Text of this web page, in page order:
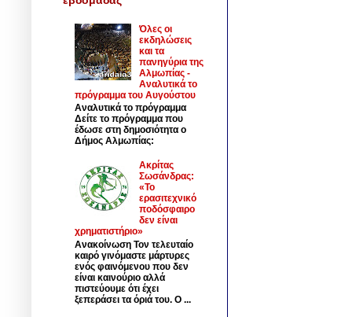
Όλες οι
εκδηλώσεις
και τα
πανηγύρια της
Αλμωπίας -
Αναλυτικά το
πρόγραμμα του Αυγούστου
Αναλυτικά το πρόγραμμα
Δείτε το πρόγραμμα που
έδωσε στη δημοσιότητα ο
Δήμος Αλμωπίας:
Ακρίτας
Σωσάνδρας:
«Το
ερασιτεχνικό
ποδόσφαιρο
δεν είναι
χρηματιστήριο»
Ανακοίνωση Τον τελευταίο
καιρό γινόμαστε μάρτυρες
ενός φαινόμενου που δεν
είναι καινούριο αλλά
πιστεύουμε ότι έχει
ξεπεράσει τα όριά του. Ο ...